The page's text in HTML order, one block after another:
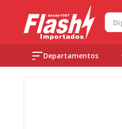
Departamentos